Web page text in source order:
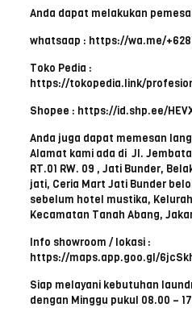
Anda dapat melakukan
whatsaap : https://wa.me/
Toko Pedia :
https://tokopedia.link/
Shopee : https://id.shp.ee/
Anda juga dapat memesan
Alamat kami ada di Jl.
RT.01 RW. 09 , Jati Bunder,
jati, Ceria Mart Jati Bunder
sebelum hotel mustika,
Kecamatan Tanah Abang,
Info showroom / lokasi :
https://maps.app.goo.gl/
Siap melayani kebutuhan
dengan Minggu pukul 08.00 –